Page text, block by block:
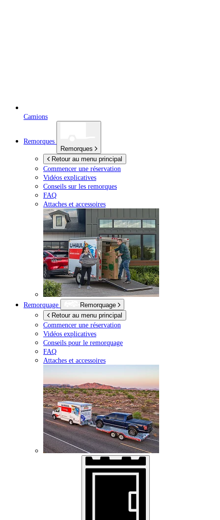
Camions
Remorques
Remorques
Retour au menu principal
Commencer une réservation
Vidéos explicatives
Conseils sur les remorques
FAQ
Attaches et accessoires
Remorquage
Remorquage
Retour au menu principal
Commencer une réservation
Vidéos explicatives
Conseils pour le remorquage
FAQ
Attaches et accessoires